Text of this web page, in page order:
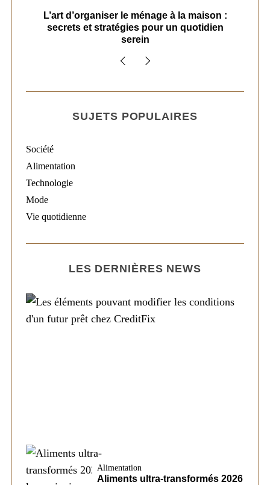
L’art d’organiser le ménage à la maison :
secrets et stratégies pour un quotidien
serein
SUJETS POPULAIRES
Société
Alimentation
Technologie
Mode
Vie quotidienne
LES DERNIÈRES NEWS
Alimentation
Aliments ultra-transformés 2026